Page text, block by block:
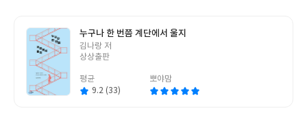
누구나 한 번쯤 계단에서 울지
글
쓴
김나랑 저
상상출판
평균
9.2 (33)
뽀야맘